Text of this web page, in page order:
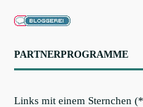
PARTNERPROGRAMME
Links mit einem Sternchen